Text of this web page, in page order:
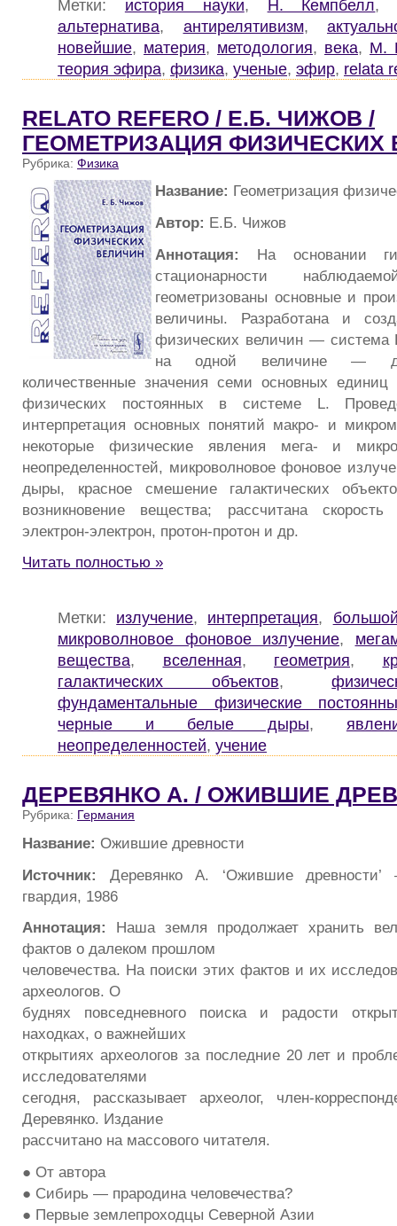
Метки: история науки, Н. Кемпбелл
альтернатива, антирелятивизм,
новейшие, материя, методология, века, М.
теория эфира, физика, ученые, эфир, relata
RELATO REFERO / Е.Б. ЧИЖОВ /
ГЕОМЕТРИЗАЦИЯ ФИЗИЧЕСКИХ
Рубрика: Физика
Название: Геометризация
Автор: Е.Б. Чижов
Аннотация: На основании
стационарности
геометризованы основные и
величины. Разработана и
физических величин — система
на одной величине —
количественные значения семи основных
физических постоянных в системе L.
интерпретация основных понятий макро- и
некоторые физические явления мега- и
неопределенностей, микроволновое фоновое
дыры, красное смешение галактических
возникновение вещества; рассчитана
электрон-электрон, протон-протон и др.
Читать полностью »
Метки: излучение, интерпретация,
микроволновое фоновое излучение,
вещества, вселенная, геометрия,
галактических объектов,
фундаментальные физические
черные и белые дыры,
неопределенностей, учение
ДЕРЕВЯНКО А. / ОЖИВШИЕ
Рубрика: Германия
Название: Ожившие древности
Источник: Деревянко А. ‘Ожившие
гвардия, 1986
Аннотация: Наша земля продолжает хранить
фактов о далеком прошлом
человечества. На поиски этих фактов и их
археологов. О
буднях повседневного поиска и радости
находках, о важнейших
открытиях археологов за последние 20 лет и
исследователями
сегодня, рассказывает археолог, член-
Деревянко. Издание
рассчитано на массового читателя.
● От автора
● Сибирь — прародина человечества?
● Первые землепроходцы Северной Азии